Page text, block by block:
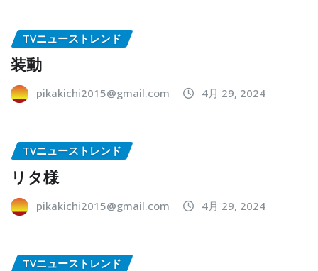
TVニューストレンド
装動
pikakichi2015@gmail.com 4月 29, 2024
TVニューストレンド
リタ様
pikakichi2015@gmail.com 4月 29, 2024
TVニューストレンド